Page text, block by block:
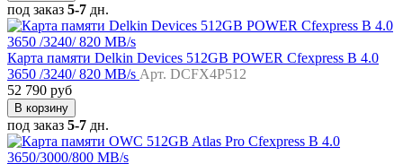
под заказ 5-7 дн.
Карта памяти Delkin Devices 512GB POWER Cfexpress B 4.0
3650 /3240/ 820 MB/s Арт. DCFX4P512
52 790 руб
В корзину
под заказ 5-7 дн.